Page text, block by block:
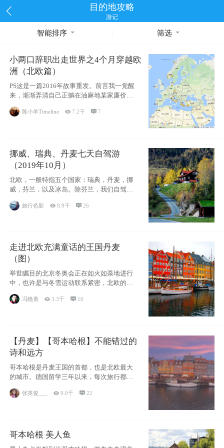
目的地攻略
游记
智能排序 筛选
小两口辞职出走世界之4个月穿越欧
洲（北欧篇）
PS这是一篇2016年故事重发。前言我一觉醒
来，渐渐弄清自己正躺在油麻地某家廉价宾
馆
陈小羊Timeline 7.2千 7
挪威、瑞典、丹麦七天自驾游
（2019年10月）
北欧，一般特指五个国家：瑞典，丹麦，挪
威，芬兰，以及冰岛。除芬兰，我们自驾游
旅行色影 8.9千 26
走进北欧充满童话的王国丹麦
（图）
举世瞩目的北京冬奥会正在如火如荼地进行
中，也许是与冬雪运动联系紧密，北欧的一
些国家因
冯赣勇 3.3千  10
【丹麦】【哥本哈根】不能错过的
诗和远方
哥本哈根是丹麦王国的首都，也是北欧最大
的城市。德国留学三年以来，每次旅行都是
张英俊___ 9.0千 22
哥本哈根 美人鱼